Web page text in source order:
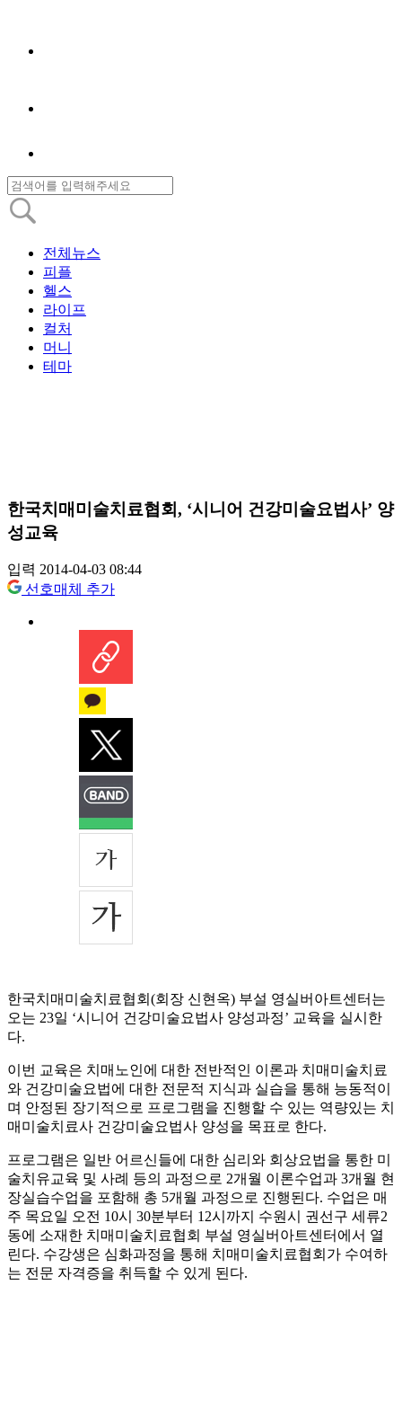
전체뉴스
피플
헬스
라이프
컬처
머니
테마
한국치매미술치료협회, ‘시니어 건강미술요법사’ 양
성교육
입력 2014-04-03 08:44
선호매체 추가
한국치매미술치료협회(회장 신현옥) 부설 영실버아트센터는
오는 23일 ‘시니어 건강미술요법사 양성과정’ 교육을 실시한
다.
이번 교육은 치매노인에 대한 전반적인 이론과 치매미술치료
와 건강미술요법에 대한 전문적 지식과 실습을 통해 능동적이
며 안정된 장기적으로 프로그램을 진행할 수 있는 역량있는 치
매미술치료사 건강미술요법사 양성을 목표로 한다.
프로그램은 일반 어르신들에 대한 심리와 회상요법을 통한 미
술치유교육 및 사례 등의 과정으로 2개월 이론수업과 3개월 현
장실습수업을 포함해 총 5개월 과정으로 진행된다. 수업은 매
주 목요일 오전 10시 30분부터 12시까지 수원시 권선구 세류2
동에 소재한 치매미술치료협회 부설 영실버아트센터에서 열
린다. 수강생은 심화과정을 통해 치매미술치료협회가 수여하
는 전문 자격증을 취득할 수 있게 된다.